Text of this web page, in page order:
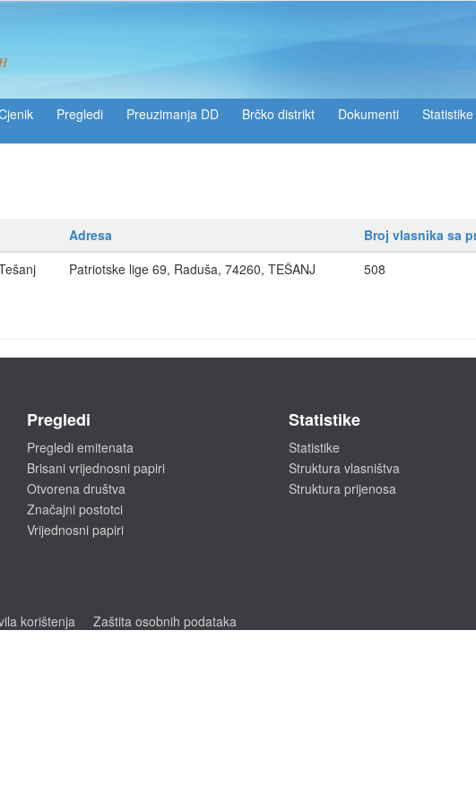
Pregledi Preuzimanja DD Brčko distrikt Dokumenti Statistike
Adresa
Broj vlasnika sa
Patriotske lige 69, Raduša, 74260, TEŠANJ 508
Pregledi
Pregledi emitenata
Brisani vrijednosni papiri
Otvorena društva
Značajni postotci
Vrijednosni papiri
Statistike
Statistike
Struktura vlasništva
Struktura prijenosa
korištenja Zaštita osobnih podataka